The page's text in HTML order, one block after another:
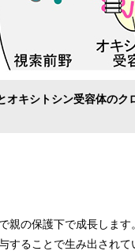
オキシトシン受容体のク
の保護下で成長しま
することで生み出され